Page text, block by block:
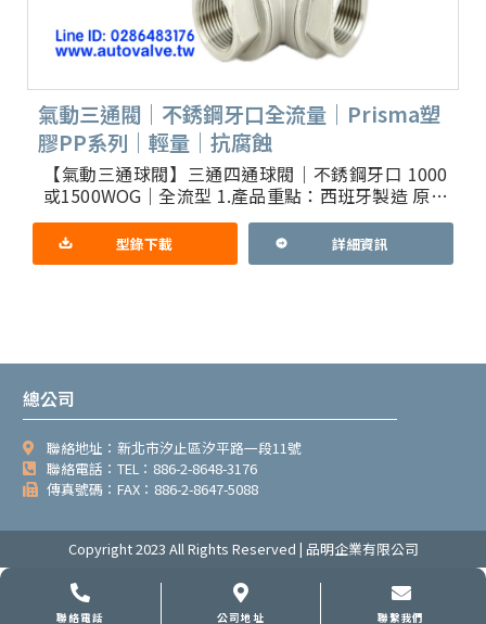
氣動三通閥｜不銹鋼牙口全流量｜Prisma塑
膠PP系列｜輕量｜抗腐蝕
【氣動三通球閥】三通四通球閥｜不銹鋼牙口 1000
或1500WOG｜全流型 1.產品重點：西班牙製造 原裝
進口 Prisma防爆型氣動驅動器 純台製三通或四通閥
型錄下載 詳細資訊
總公司
聯絡地址：新北市汐止區汐平路一段11號
聯絡電話：TEL：886-2-8648-3176
傳真號碼：FAX：886-2-8647-5088
Copyright 2023 All Rights Reserved | 品明企業有限公司
聯絡電話 公司地址 聯繫我們